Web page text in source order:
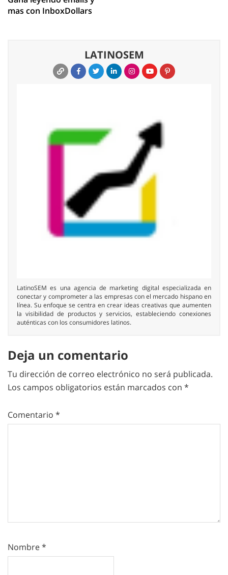
mas con InboxDollars
LATINOSEM
LatinoSEM es una agencia de marketing digital especializada en
conectar y comprometer a las empresas con el mercado hispano en
línea. Su enfoque se centra en crear ideas creativas que aumenten
la visibilidad de productos y servicios, estableciendo conexiones
auténticas con los consumidores latinos.
Deja un comentario
Tu dirección de correo electrónico no será publicada.
Los campos obligatorios están marcados con *
Comentario *
Nombre*